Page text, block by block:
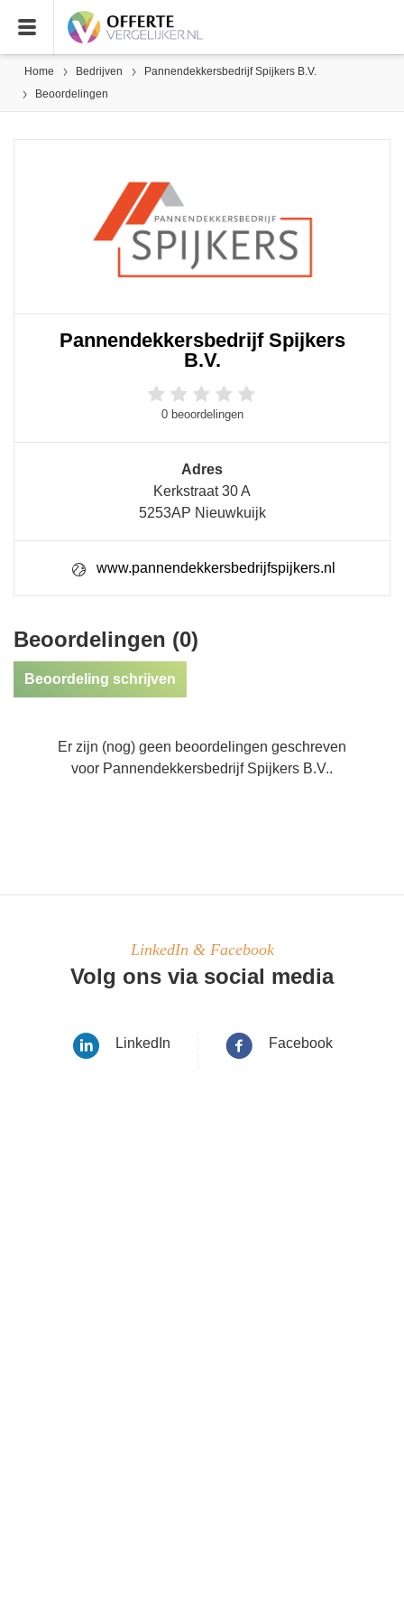
Home Bedrijven
Pannendekkersbedrijf Spijkers B.V.
Beoordelingen
Pannendekkersbedrijf Spijkers
B.V.
0 beoordelingen
Adres
Kerkstraat 30 A
5253AP Nieuwkuijk
www.pannendekkersbedrijfspijkers.nl
Beoordelingen (0)
Beoordeling schrijven
Er zijn (nog) geen beoordelingen geschreven
voor Pannendekkersbedrijf Spijkers B.V..
LinkedIn & Facebook
Volg ons via social media
LinkedIn Facebook